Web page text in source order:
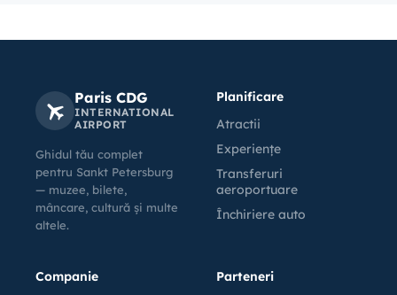
Paris CDG
INTERNATIONAL
AIRPORT
Ghidul tău complet
pentru Sankt Petersburg
— muzee, bilete,
mâncare, cultură și multe
altele.
Planificare
Atractii
Experiențe
Transferuri
aeroportuare
Închiriere auto
Companie
Parteneri